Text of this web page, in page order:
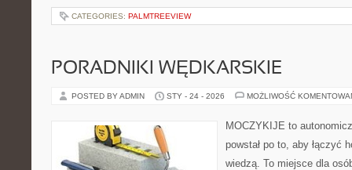
CATEGORIES: PALMTREEVIEW
PORADNIKI WĘDKARSKIE
POSTED BY ADMIN STY - 24 - 2026 MOŻLIWOŚĆ
MOCZYKIJE to
powstał po to, aby łączyć
wiedzą. To miejsce dla